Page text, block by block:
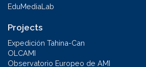
EduMediaLab
Projects
Expedición Tahina-Can
OLCAMI
Observatorio Europeo de AMI